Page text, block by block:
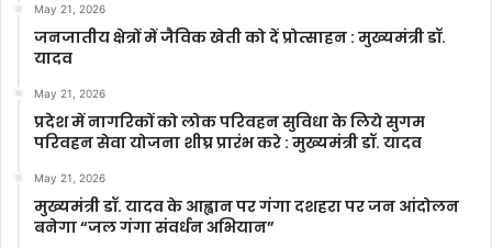
May 21, 2026
जनजातीय क्षेत्रों में जैविक खेती को दें प्रोत्साहन : मुख्यमंत्री डॉ.
यादव
May 21, 2026
प्रदेश में नागरिकों को लोक परिवहन सुविधा के लिये सुगम
परिवहन सेवा योजना शीघ्र प्रारंभ करे : मुख्यमंत्री डॉ. यादव
May 21, 2026
मुख्यमंत्री डॉ. यादव के आह्वान पर गंगा दशहरा पर जन आंदोलन
बनेगा “जल गंगा संवर्धन अभियान”